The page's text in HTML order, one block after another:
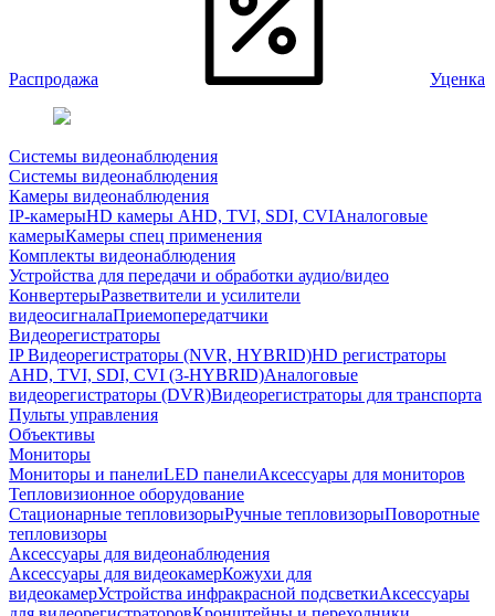
Распродажа Уценка
Системы видеонаблюдения
Системы видеонаблюдения
Камеры видеонаблюдения
IP-камерыHD камеры AHD, TVI, SDI, CVIАналоговые
камерыКамеры спец применения
Комплекты видеонаблюдения
Устройства для передачи и обработки аудио/видео
КонвертерыРазветвители и усилители
видеосигналаПриемопередатчики
Видеорегистраторы
IP Видеорегистраторы (NVR, HYBRID)HD регистраторы
AHD, TVI, SDI, CVI (3-HYBRID)Аналоговые
видеорегистраторы (DVR)Видеорегистраторы для транспорта
Пульты управления
Объективы
Мониторы
Мониторы и панелиLED панелиАксессуары для мониторов
Тепловизионное оборудование
Стационарные тепловизорыРучные тепловизорыПоворотные
тепловизоры
Аксессуары для видеонаблюдения
Аксессуары для видеокамерКожухи для
видеокамерУстройства инфракрасной подсветкиАксессуары